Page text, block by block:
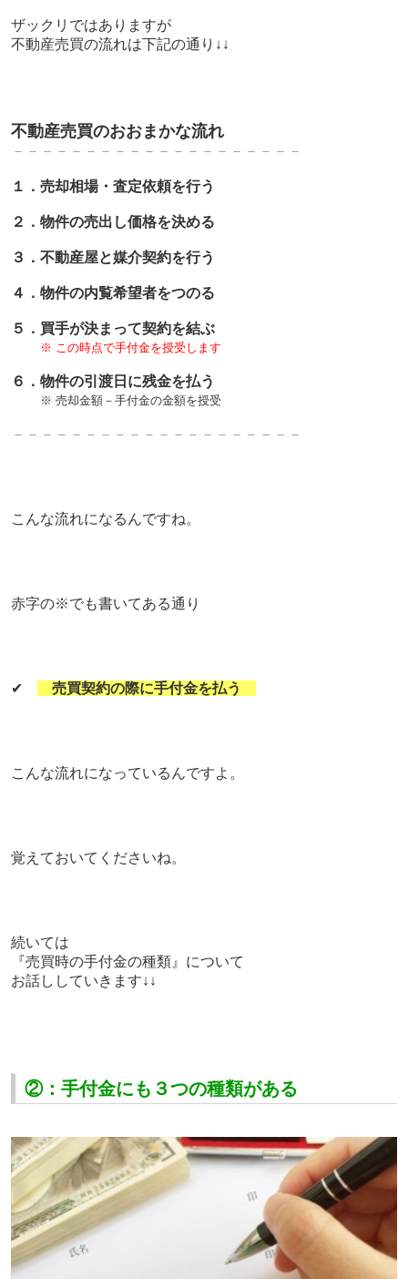
ザックリではありますが
不動産売買の流れは下記の通り↓↓
不動産売買のおおまかな流れ
－－－－－－－－－－－－－－－－－－－－
１．売却相場・査定依頼を行う
２．物件の売出し価格を決める
３．不動産屋と媒介契約を行う
４．物件の内覧希望者をつのる
５．買手が決まって契約を結ぶ
※ この時点で手付金を授受します
６．物件の引渡日に残金を払う
※ 売却金額－手付金の金額を授受
－－－－－－－－－－－－－－－－－－－－
こんな流れになるんですね。
赤字の※でも書いてある通り
✔ 売買契約の際に手付金を払う
こんな流れになっているんですよ。
覚えておいてくださいね。
続いては
『売買時の手付金の種類』について
お話ししていきます↓↓
②：手付金にも３つの種類がある